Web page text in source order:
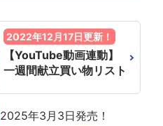
2022年12月17日更新！
【YouTube動画連動】
一週間献立買い物リスト
2025年3月3日発売！